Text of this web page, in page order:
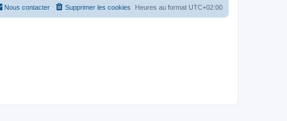
Heures au format UTC+02:00
Supprimer les cookies
Nous contacter